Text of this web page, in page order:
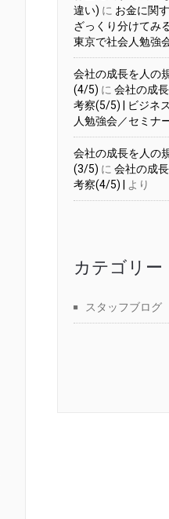
違い) に お金に関
ざっくり分けてみ
東京で社会人勉強
会社の成長を人の
(4/5) に 会社の成
考察(5/5) | ビジネ
人勉強会／セミナ
会社の成長を人の
(3/5) に 会社の成
考察(4/5) |
より
カテゴリー
スタッフブログ